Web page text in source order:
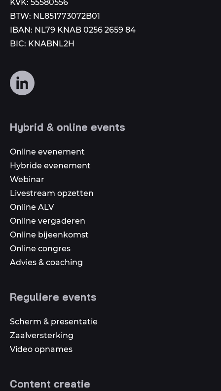
KVK: 55580556
BTW: NL851773072B01
IBAN: NL79 KNAB 0256 2659 84
BIC: KNABNL2H
Volg
ons
media
Hybrid & online events
Online evenement
Hybride evenement
Webinar
Livestream opzetten
Online ALV
Online vergaderen
Online bijeenkomst
Online congres
Advies & coaching
Reguliere events
Scherm & presentatie
Zaalversterking
Video opnames
Content creatie